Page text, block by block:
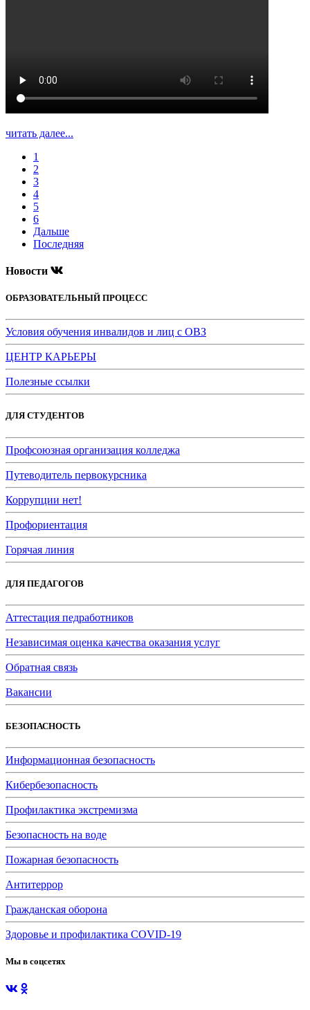
читать далее...
1
2
3
4
5
6
Дальше
Последняя
Новости
ОБРАЗОВАТЕЛЬНЫЙ ПРОЦЕСС
Условия обучения инвалидов и лиц с ОВЗ
ЦЕНТР КАРЬЕРЫ
Полезные ссылки
ДЛЯ СТУДЕНТОВ
Профсоюзная организация колледжа
Путеводитель первокурсника
Коррупции нет!
Профориентация
Горячая линия
ДЛЯ ПЕДАГОГОВ
Аттестация педработников
Независимая оценка качества оказания услуг
Обратная связь
Вакансии
БЕЗОПАСНОСТЬ
Информационная безопасность
Кибербезопасность
Профилактика экстремизма
Безопасность на воде
Пожарная безопасность
Антитеррор
Гражданская оборона
Здоровье и профилактика COVID-19
Мы в соцсетях